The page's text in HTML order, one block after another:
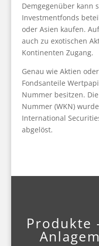
Demgegenüber kann
Investmentfonds
oder Asien kaufen.
auch zu exotischen
Kontinenten Zugang.
Genau wie Aktien
Fondsanteile
Nummer besitzen.
Nummer (WKN)
International
abgelöst.
Produkte